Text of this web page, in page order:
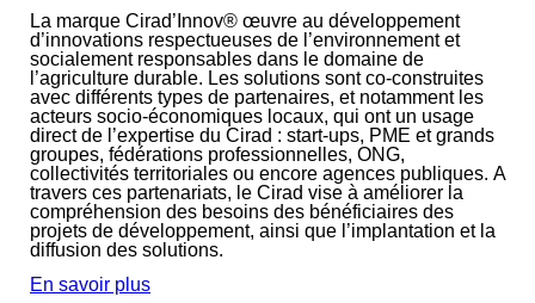
La marque Cirad’Innov® œuvre au développement
d’innovations respectueuses de l’environnement et
socialement responsables dans le domaine de
l’agriculture durable. Les solutions sont co-construites
avec différents types de partenaires, et notamment les
acteurs socio-économiques locaux, qui ont un usage
direct de l’expertise du Cirad : start-ups, PME et grands
groupes, fédérations professionnelles, ONG,
collectivités territoriales ou encore agences publiques. A
travers ces partenariats, le Cirad vise à améliorer la
compréhension des besoins des bénéficiaires des
projets de développement, ainsi que l’implantation et la
diffusion des solutions.
En savoir plus